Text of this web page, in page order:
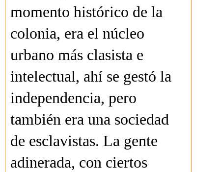
momento histórico de la
colonia, era el núcleo
urbano más clasista e
intelectual, ahí se gestó la
independencia, pero
también era una sociedad
de esclavistas. La gente
adinerada, con ciertos